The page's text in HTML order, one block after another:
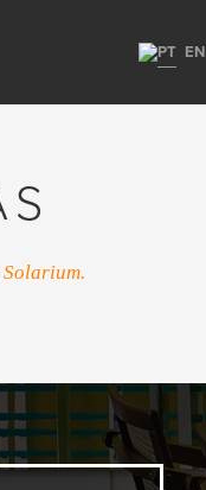
PT EN